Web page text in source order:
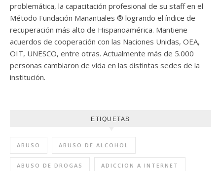
problemática, la capacitación profesional de su staff en el
Método Fundación Manantiales ® logrando el índice de
recuperación más alto de Hispanoamérica. Mantiene
acuerdos de cooperación con las Naciones Unidas, OEA,
OIT, UNESCO, entre otras. Actualmente más de 5.000
personas cambiaron de vida en las distintas sedes de la
institución.
ETIQUETAS
ABUSO ABUSO DE ALCOHOL
ABUSO DE DROGAS ADICCION A INTERNET